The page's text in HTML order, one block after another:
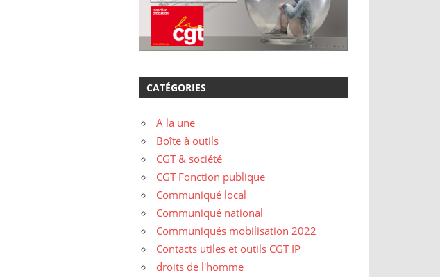
CATÉGORIES
A la une
Boîte à outils
CGT & société
CGT Fonction publique
Communiqué local
Communiqué national
Communiqués mobilisation 2022
Contacts utiles et outils CGT IP
droits de l'homme